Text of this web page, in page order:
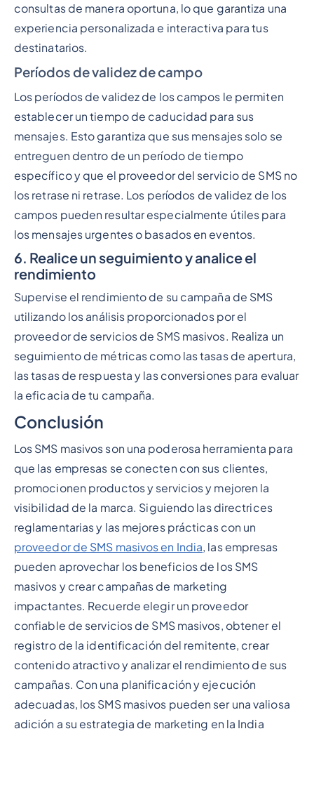
consultas de manera oportuna, lo que garantiza una
experiencia personalizada e interactiva para tus
destinatarios.
Períodos de validez de campo
Los períodos de validez de los campos le permiten
establecer un tiempo de caducidad para sus
mensajes. Esto garantiza que sus mensajes solo se
entreguen dentro de un período de tiempo
específico y que el proveedor del servicio de SMS no
los retrase ni retrase. Los períodos de validez de los
campos pueden resultar especialmente útiles para
los mensajes urgentes o basados en eventos.
6. Realice un seguimiento y analice el
rendimiento
Supervise el rendimiento de su campaña de SMS
utilizando los análisis proporcionados por el
proveedor de servicios de SMS masivos. Realiza un
seguimiento de métricas como las tasas de apertura,
las tasas de respuesta y las conversiones para evaluar
la eficacia de tu campaña.
Conclusión
Los SMS masivos son una poderosa herramienta para
que las empresas se conecten con sus clientes,
promocionen productos y servicios y mejoren la
visibilidad de la marca. Siguiendo las directrices
reglamentarias y las mejores prácticas con un
proveedor de SMS masivos en India, las empresas
pueden aprovechar los beneficios de los SMS
masivos y crear campañas de marketing
impactantes. Recuerde elegir un proveedor
confiable de servicios de SMS masivos, obtener el
registro de la identificación del remitente, crear
contenido atractivo y analizar el rendimiento de sus
campañas. Con una planificación y ejecución
adecuadas, los SMS masivos pueden ser una valiosa
adición a su estrategia de marketing en la India